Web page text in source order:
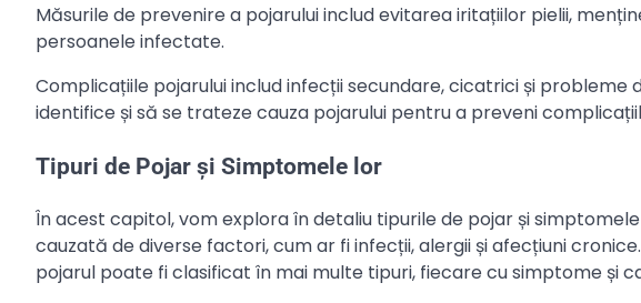
Măsurile de prevenire a pojarului includ evitarea iritațiilor pielii,
persoanele infectate.
Complicațiile pojarului includ infecții secundare, cicatrici și
identifice și să se trateze cauza pojarului pentru a preveni
Tipuri de Pojar și Simptomele lor
În acest capitol, vom explora în detaliu tipurile de pojar și
cauzată de diverse factori, cum ar fi infecții, alergii și afecțiuni
pojarul poate fi clasificat în mai multe tipuri, fiecare cu simptome și